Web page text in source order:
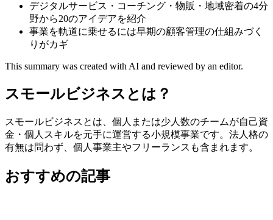
デジタルサービス・コーチング・物販・地域密着の4分
野から20のアイデアを紹介
事業を軌道に乗せるには早期の顧客管理の仕組みづく
りがカギ
This summary was created with AI and reviewed by an editor.
スモールビジネスとは？
スモールビジネスとは、個人または少人数のチームが自己資
金・個人スキルを元手に運営する小規模事業です。法人格の
有無は問わず、個人事業主やフリーランスも含まれます。
おすすめの記事